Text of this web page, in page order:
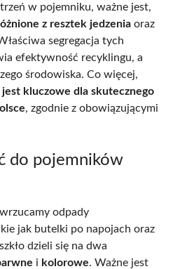
w pojemniku, ważne jest,
z resztek jedzenia oraz
segregacja tych
efektywność recyklingu, a
środowiska. Co więcej,
kluczowe dla skutecznego
, zgodnie z obowiązującymi
do pojemników
odpady
jak butelki po napojach oraz
dzieli się na dwa
i kolorowe. Ważne jest